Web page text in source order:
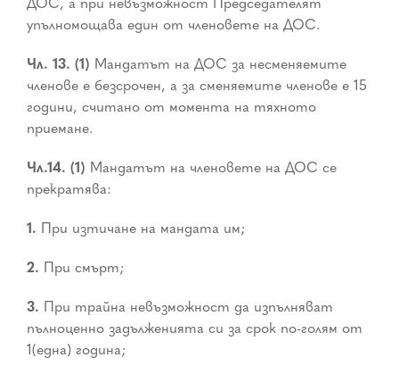
упълномощава един от членовете на ДОС.
Чл. 13. (1) Мандатът на ДОС за несменяемите
членове е безсрочен, а за сменяемите членове е 15
години, считано от момента на тяхното
приемане.
Чл.14. (1) Мандатът на членовете на ДОС се
прекратява:
1. При изтичане на мандата им;
2. При смърт;
3. При трайна невъзможност да изпълняват
пълноценно задълженията си за срок по-голям от
1(една) година;